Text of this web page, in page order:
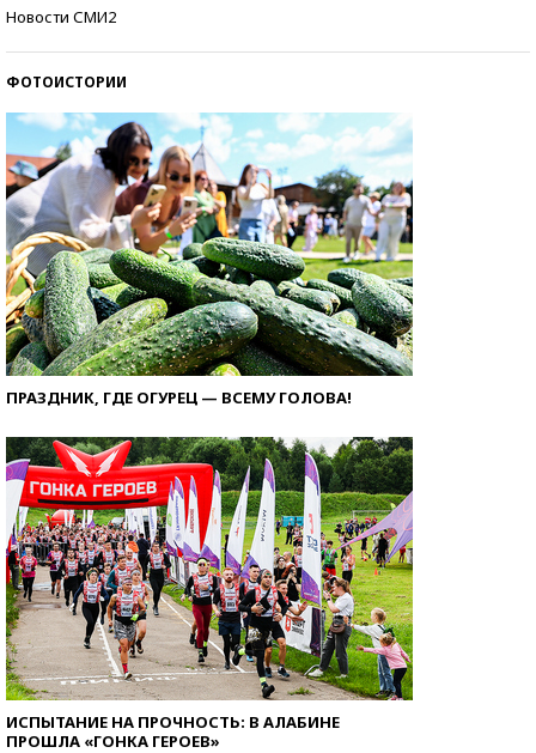
Новости СМИ2
ФОТОИСТОРИИ
ПРАЗДНИК, ГДЕ ОГУРЕЦ — ВСЕМУ ГОЛОВА!
ИСПЫТАНИЕ НА ПРОЧНОСТЬ: В АЛАБИНЕ
ПРОШЛА «ГОНКА ГЕРОЕВ»